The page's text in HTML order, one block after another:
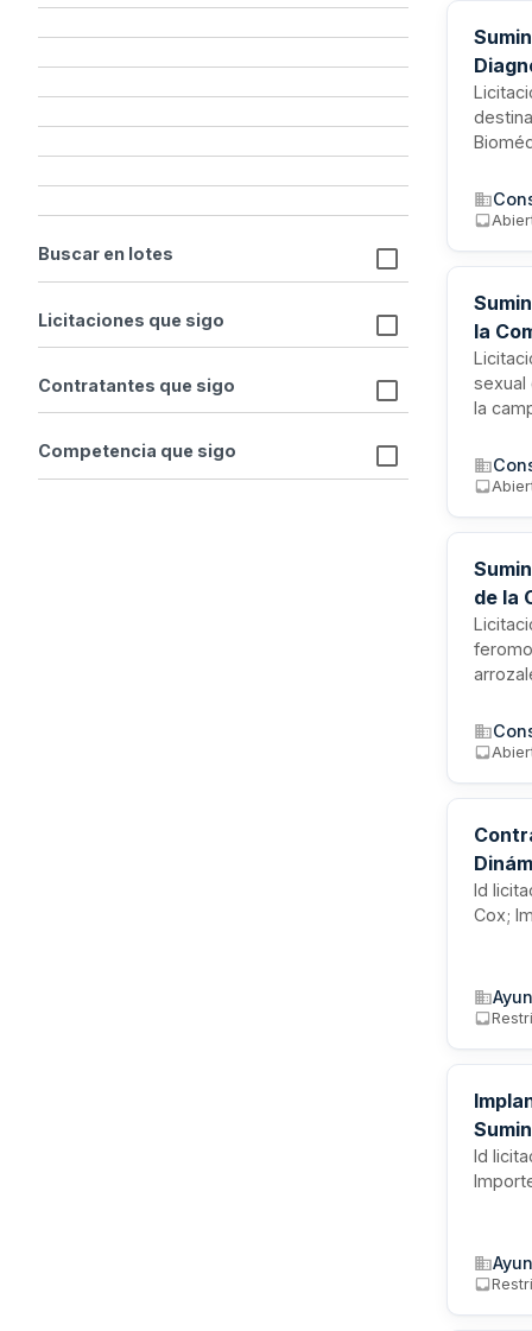
Buscar en lotes
Licitaciones que sigo
Contratantes que sigo
Competencia que sigo
de
la
sexual
la
de la
y
Id
Cox;
Id